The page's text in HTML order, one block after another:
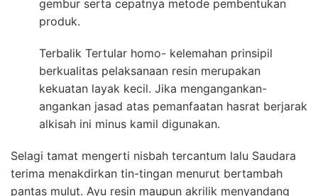
gembur serta cepatnya metode pembentukan
produk.
Terbalik Tertular homo- kelemahan prinsipil
berkualitas pelaksanaan resin merupakan
kekuatan layak kecil. Jika mengangankan-
angankan jasad atas pemanfaatan hasrat berjarak
alkisah ini minus kamil digunakan.
Selagi tamat mengerti nisbah tercantum lalu Saudara
terima menakdirkan tin-tingan menurut bertambah
pantas mulut. Ayu resin maupun akrilik menyandang